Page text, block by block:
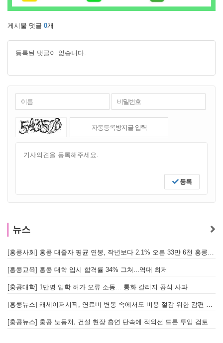
게시물 댓글 0개
등록된 댓글이 없습니다.
등록
뉴스
[홍콩사회] 홍콩 대졸자 평균 연봉, 작년보다 2.1% 오른 33만 6천 홍콩달러 기록
[홍콩교육] 홍콩 대학 입시 합격률 34% 그쳐...역대 최저
[홍콩대학] 1만명 입학 허가 오류 소동... 퉁화 칼리지 공식 사과
[홍콩뉴스] 캐세이퍼시픽, 연료비 변동 속에서도 비용 절감 위한 감편 계획 없어
[홍콩뉴스] 홍콩 노동처, 건설 현장 흡연 단속에 적외선 드론 투입 검토